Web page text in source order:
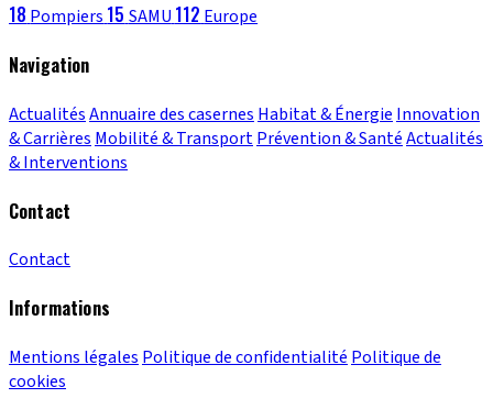
18 Pompiers 15 SAMU 112 Europe
Navigation
ActualitésAnnuaire des casernes Habitat & Énergie Innovation
& Carrières Mobilité & TransportPrévention & SantéActualités
& Interventions
Contact
Contact
Informations
Mentions légales Politique de confidentialité Politique de
cookies